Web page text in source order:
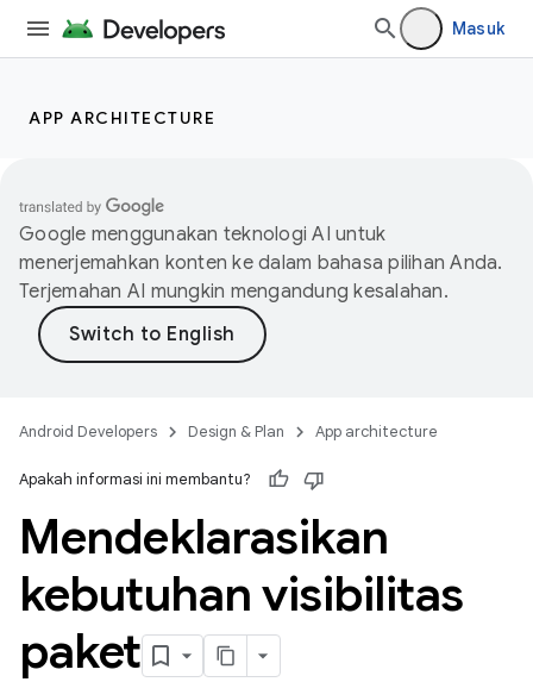
Masuk
APP ARCHITECTURE
Google menggunakan teknologi AI untuk
menerjemahkan konten ke dalam bahasa pilihan Anda.
Terjemahan AI mungkin mengandung kesalahan.
Android Developers Design & Plan App architecture
Apakah informasi ini membantu?
Mendeklarasikan
kebutuhan visibilitas
paket